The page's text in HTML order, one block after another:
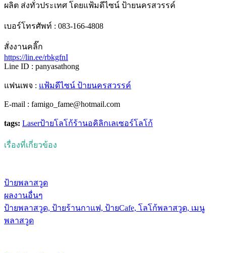
ผลิต ส่งทั่วประเทศ โดยแฟ้มดีไซน์ ป้ายนครสวรรค์
เบอร์โทรศัพท์ : 083-166-4808
สั่งงานคลิ๊ก
https://lin.ee/rbkgfnI
Line ID : panyasathong
แฟนเพจ : แฟ้มดีไซน์ ป้ายนครสวรรค์
E-mail : famigo_fame@hotmail.com
tags: Laserป้ายโลโก้ร้านอคิลิกเลเซอร์โลโก้
เรื่องที่เกี่ยวข้อง
ป้ายพลาสวูด
ผลงานอื่นๆ
ป้ายพลาสวูด, ป้ายร้านกาแฟ, ป้ายCafe, โลโก้พลาสวูด, เมนู
พลาสวูด